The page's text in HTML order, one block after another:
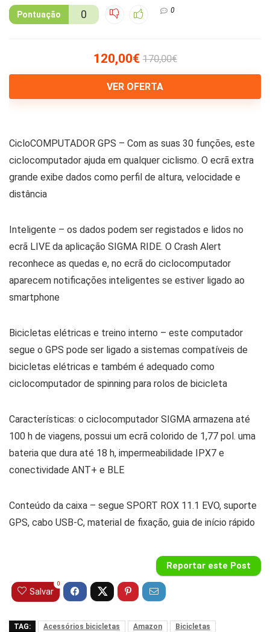
Pontuação 0 0
120,00€ 170,00€
VER OFERTA
CicloCOMPUTADOR GPS – Com as suas 30 funções, este
ciclocomputador ajuda em qualquer ciclismo. O ecrã extra
grande exibe dados como perfil de altura, velocidade e
distância
Inteligente – os dados podem ser registados e lidos no
ecrã LIVE da aplicação SIGMA RIDE. O Crash Alert
reconhece as quedas e, no ecrã do ciclocomputador
aparecem notificações inteligentes se estiver ligado ao
smartphone
Bicicletas elétricas e treino interno – este computador
segue o GPS pode ser ligado a sistemas compatíveis de
bicicletas elétricas e também é adequado como
ciclocomputador de spinning para rolos de bicicleta
Características: o ciclocomputador SIGMA armazena até
100 h de viagens, possui um ecrã colorido de 1,77 pol. uma
bateria que dura até 18 h, impermeabilidade IPX7 e
conectividade ANT+ e BLE
Conteúdo da caixa – segue SPORT ROX 11.1 EVO, suporte
GPS, cabo USB-C, material de fixação, guia de início rápido
Reportar este Post
Salvar
0
TAG: Acessórios bicicletas Amazon
Bicicletas